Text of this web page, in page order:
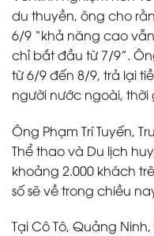
du thuyền, ông cho
6/9 “khả năng cao
chỉ bắt đầu từ 7/9”.
từ 6/9 đến 8/9, trả lại
người nước ngoài, thời
Ông Phạm Trí Tuyến,
Thể thao và Du lịch
khoảng 2.000 khách
số sẽ về trong chiều
Tại Cô Tô, Quảng